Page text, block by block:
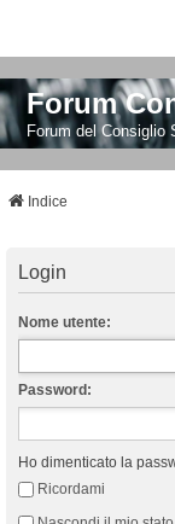
Forum
Forum del
Indice
Login
Nome utente:
Password:
Ho dimenticato la
Ricordami